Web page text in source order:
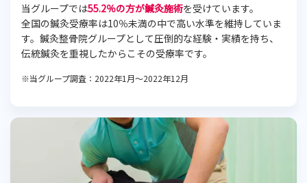
当グループでは55.2％の方が鍼灸施術を受けています。
全国の鍼灸受療率は10％未満の中で高い水準を維持していま
す。鍼灸整骨院グループとして圧倒的な経験・実績を持ち、
伝統鍼灸を重視したからこその受療率です。
※当グループ調査：2022年1月～2022年12月